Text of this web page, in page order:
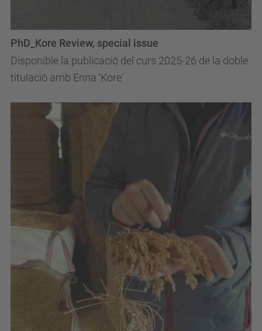
Disponible la publicació del curs 2025-26 de la doble
titulació amb Enna 'Kore'
PhD_Kore Review, special issue